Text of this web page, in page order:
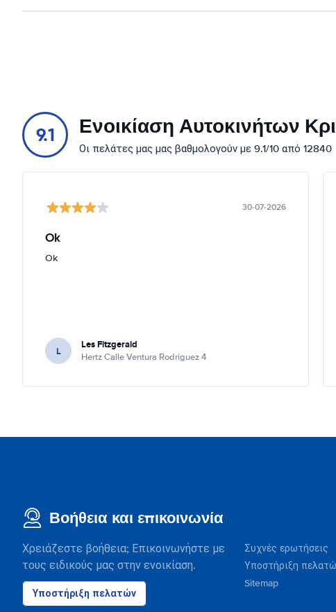
9.1 Ενοικίαση Αυτοκινήτων
Οι πελάτες μας μας βαθμολογούν με 9.1/10 από 12840
30-07-2026
Ok
Ok
L Les Fitzgerald
Hertz Calle Ventura Rodriguez 4
Βοήθεια και επικοινωνία
Χρειάζεστε βοήθεια; Επικοινωνήστε με
τους ειδικούς μας στην ενοικίαση.
Υποστήριξη πελατών
Συχνές ερωτήσεις
Υποστήριξη
Sitemap